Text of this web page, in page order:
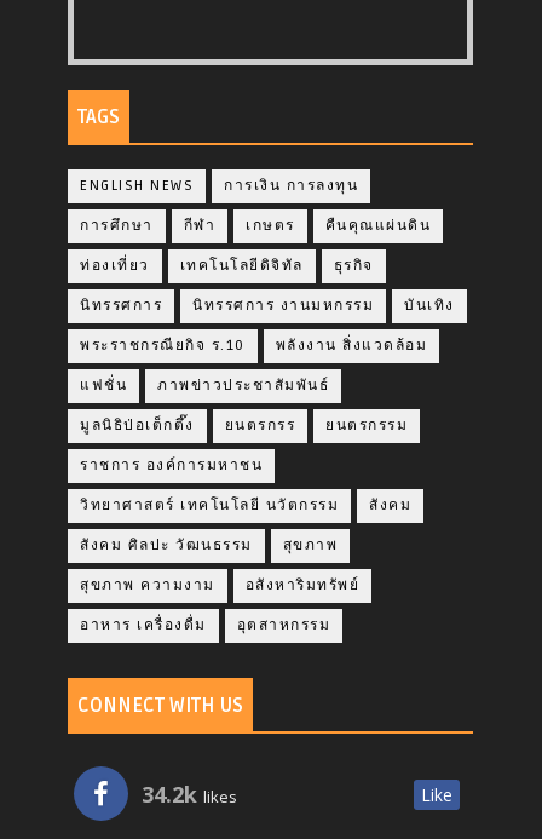
TAGS
ENGLISH NEWS การเงิน การลงทุน
การศึกษา กีฬา เกษตร คืนคุณแผ่นดิน
ท่องเที่ยว เทคโนโลยีดิจิทัล ธุรกิจ
นิทรรศการ นิทรรศการ งานมหกรรม บันเทิง
พระราชกรณียกิจ ร.10 พลังงาน สิ่งแวดล้อม
แฟชั่น ภาพข่าวประชาสัมพันธ์
มูลนิธิป่อเต็กตึ๊ง ยนตรกรร ยนตรกรรม
ราชการ องค์การมหาชน
วิทยาศาสตร์ เทคโนโลยี นวัตกรรม สังคม
สังคม ศิลปะ วัฒนธรรม สุขภาพ
สุขภาพ ความงาม อสังหาริมทรัพย์
อาหาร เครื่องดื่ม อุตสาหกรรม
CONNECT WITH US
34.2k likes Like